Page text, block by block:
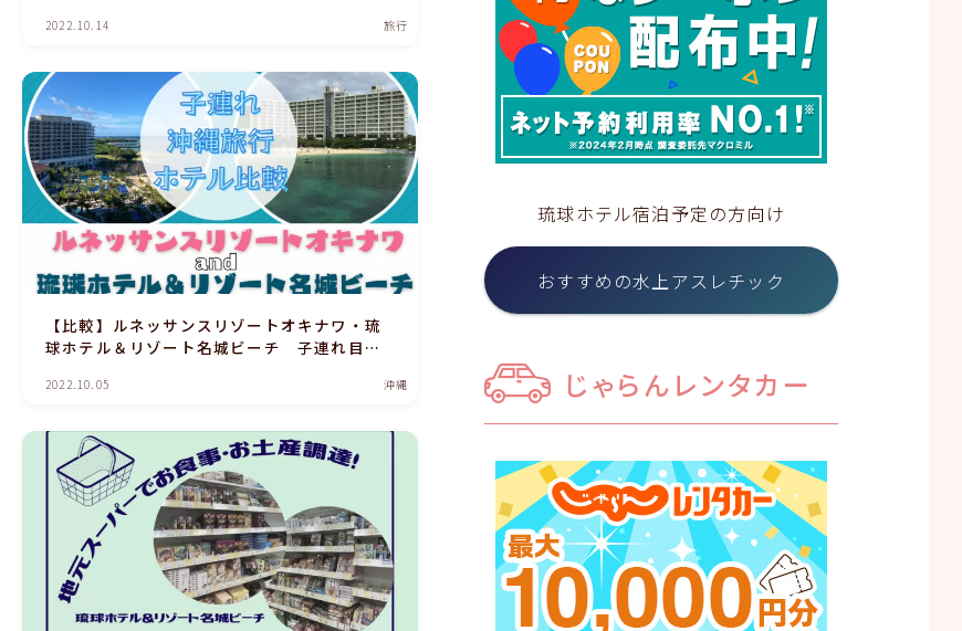
2022.10.14 旅行
【比較】ルネッサンスリゾートオキナワ・琉
球ホテル＆リゾート名城ビーチ 子連れ目線
2022.10.05 沖縄
琉球ホテル宿泊予定の方向け
おすすめの水上アスレチック
じゃらんレンタカー